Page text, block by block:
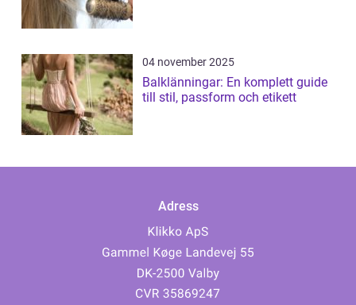
04 november 2025
Balklänningar: En komplett guide
till stil, passform och etikett
Adress